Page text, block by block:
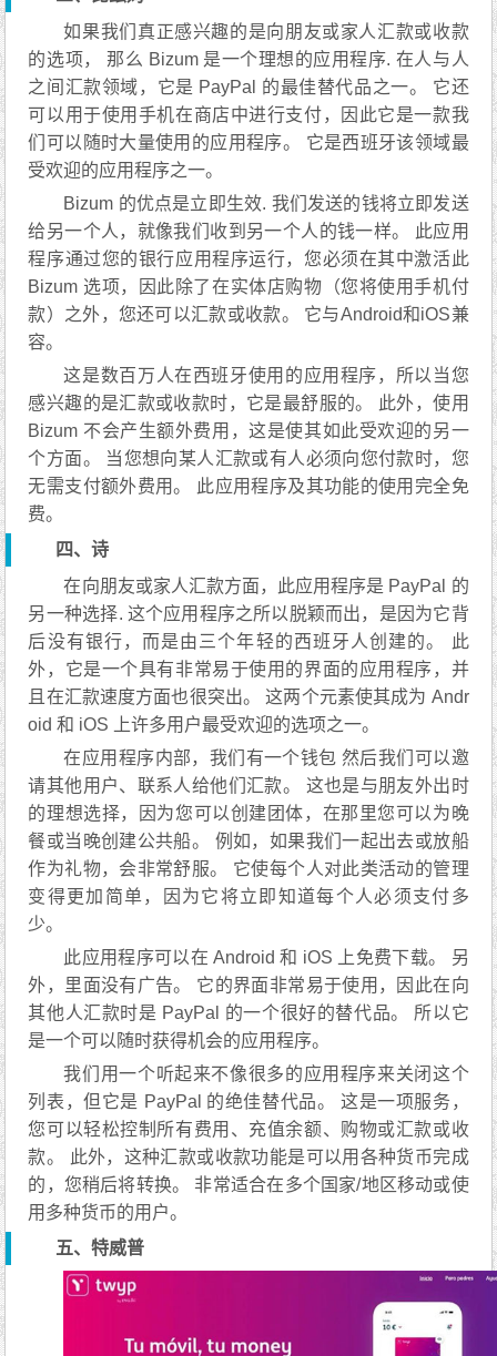
如果我们真正感兴趣的是向朋友或家人汇款或收款
的选项， 那么 Bizum 是一个理想的应用程序. 在人与人
之间汇款领域，它是 PayPal 的最佳替代品之一。 它还
可以用于使用手机在商店中进行支付，因此它是一款我
们可以随时大量使用的应用程序。 它是西班牙该领域最
受欢迎的应用程序之一。
Bizum 的优点是立即生效. 我们发送的钱将立即发送
给另一个人，就像我们收到另一个人的钱一样。 此应用
程序通过您的银行应用程序运行，您必须在其中激活此
Bizum 选项，因此除了在实体店购物（您将使用手机付
款）之外，您还可以汇款或收款。 它与Android和iOS兼
容。
这是数百万人在西班牙使用的应用程序，所以当您
感兴趣的是汇款或收款时，它是最舒服的。 此外，使用
Bizum 不会产生额外费用，这是使其如此受欢迎的另一
个方面。 当您想向某人汇款或有人必须向您付款时，您
无需支付额外费用。 此应用程序及其功能的使用完全免
费。
四、诗
在向朋友或家人汇款方面，此应用程序是 PayPal 的
另一种选择. 这个应用程序之所以脱颖而出，是因为它背
后没有银行，而是由三个年轻的西班牙人创建的。 此
外，它是一个具有非常易于使用的界面的应用程序，并
且在汇款速度方面也很突出。 这两个元素使其成为 Andr
oid 和 iOS 上许多用户最受欢迎的选项之一。
在应用程序内部，我们有一个钱包 然后我们可以邀
请其他用户、联系人给他们汇款。 这也是与朋友外出时
的理想选择，因为您可以创建团体，在那里您可以为晚
餐或当晚创建公共船。 例如，如果我们一起出去或放船
作为礼物，会非常舒服。 它使每个人对此类活动的管理
变得更加简单，因为它将立即知道每个人必须支付多
少。
此应用程序可以在 Android 和 iOS 上免费下载。 另
外，里面没有广告。 它的界面非常易于使用，因此在向
其他人汇款时是 PayPal 的一个很好的替代品。 所以它
是一个可以随时获得机会的应用程序。
我们用一个听起来不像很多的应用程序来关闭这个
列表，但它是 PayPal 的绝佳替代品。 这是一项服务，
您可以轻松控制所有费用、充值余额、购物或汇款或收
款。 此外，这种汇款或收款功能是可以用各种货币完成
的，您稍后将转换。 非常适合在多个国家/地区移动或使
用多种货币的用户。
五、特威普